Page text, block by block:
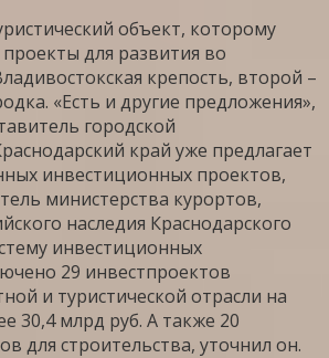
объект, которому
для развития во
крепость, второй –
«Есть и другие предложения»,
городской
край уже предлагает
инвестиционных проектов,
министерства курортов,
наследия Краснодарского
инвестиционных
29 инвестпроектов
и туристической отрасли на
30,4 млрд руб. А также 20
для строительства, уточнил он.